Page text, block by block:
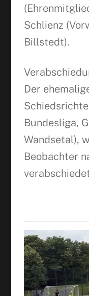
Schlienz
Billstedt).
Der
Bundesliga,
Wandsetal),
Beobachter